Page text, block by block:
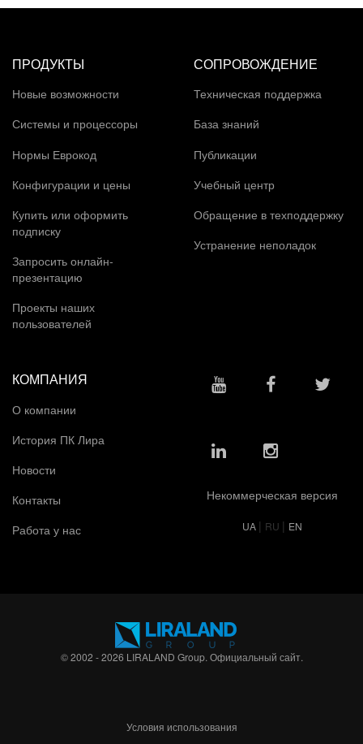
ПРОДУКТЫ
Новые возможности
Системы и процессоры
Нормы Еврокод
Конфигурации и цены
Купить или оформить
подписку
Запросить онлайн-
презентацию
Проекты наших
пользователей
СОПРОВОЖДЕНИЕ
Техническая поддержка
База знаний
Публикации
Учебный центр
Обращение в техподдержку
Устранение неполадок
КОМПАНИЯ
О компании
История ПК Лира
Новости
Контакты
Работа у нас
Некоммерческая версия
UA | RU | EN
© 2002 - 2026 LIRALAND Group. Официальный сайт.
Условия использования